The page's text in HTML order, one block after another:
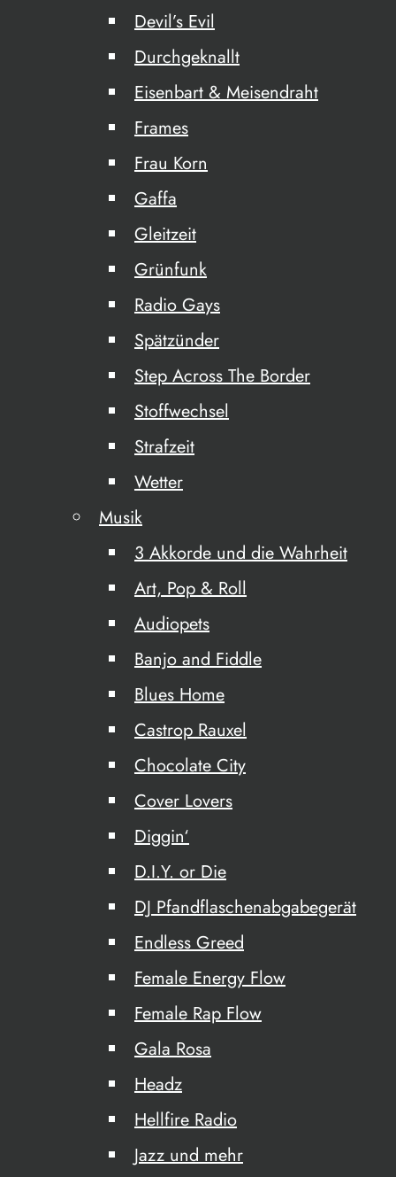
Devil’s Evil
Durchgeknallt
Eisenbart & Meisendraht
Frames
Frau Korn
Gaffa
Gleitzeit
Grünfunk
Radio Gays
Spätzünder
Step Across The Border
Stoffwechsel
Strafzeit
Wetter
Musik
3 Akkorde und die Wahrheit
Art, Pop & Roll
Audiopets
Banjo and Fiddle
Blues Home
Castrop Rauxel
Chocolate City
Cover Lovers
Diggin‘
D.I.Y. or Die
DJ Pfandflaschenabgabegerät
Endless Greed
Female Energy Flow
Female Rap Flow
Gala Rosa
Headz
Hellfire Radio
Jazz und mehr